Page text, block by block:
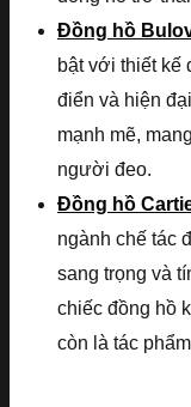
Đồng hồ
bật với thiết kế
điển và hiện
mạnh mẽ,
người đeo.
Đồng hồ
ngành chế tác
sang trọng và
chiếc đồng hồ
còn là tác